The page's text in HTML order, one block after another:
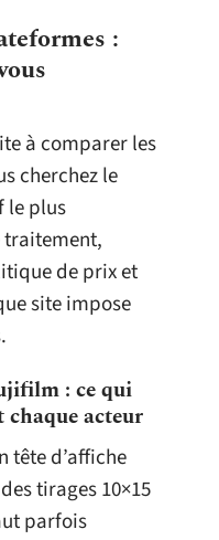
:
à comparer les
cherchez le
le plus
traitement,
de prix et
site impose
: ce qui
acteur
tête d’affiche
tirages 10×15
parfois